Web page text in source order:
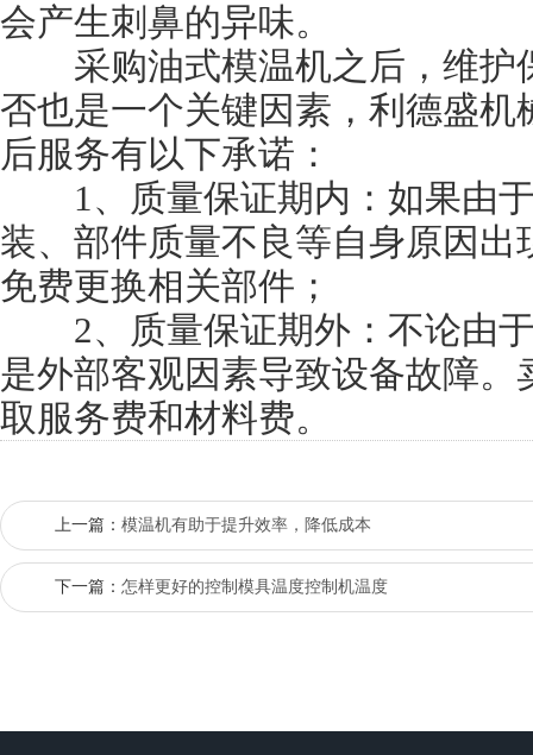
会产生刺鼻的异味。
采购油式模温机之后，维护
否也是一个关键因素，利德盛
后服务有以下承诺：
1、质量保证期内：如果由于
装、部件质量不良等自身原因
免费更换相关部件；
2、质量保证期外：不论由于
是外部客观因素导致设备故障
取服务费和材料费。
上一篇： 模温机有助于提升效率，降低成本
下一篇： 怎样更好的控制模具温度控制机温度